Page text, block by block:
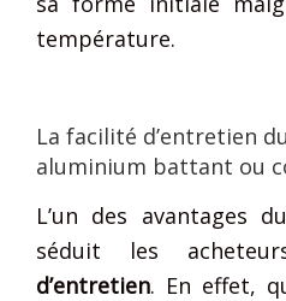
température.
La facilité d’entretien
aluminium battant ou
L’un des avantages
séduit les
d’entretien. En effet,